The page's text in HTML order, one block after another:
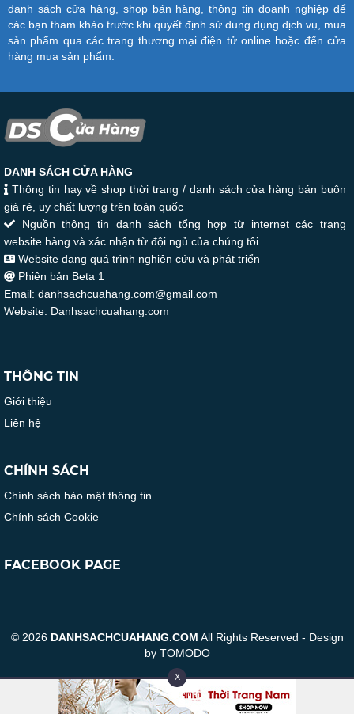
danh sách cửa hàng, shop bán hàng, thông tin doanh nghiệp để
các bạn tham khảo trước khi quyết định sử dung dụng dịch vụ, mua
sản phẩm qua các trang thương mại điện tử online hoặc đến cửa
hàng mua sản phẩm.
DANH SÁCH CỬA HÀNG
Thông tin hay về shop thời trang / danh sách cửa hàng bán buôn
giá rẻ, uy chất lượng trên toàn quốc
Nguồn thông tin danh sách tổng hợp từ internet các trang
website hàng và xác nhận từ đội ngủ của chúng tôi
Website đang quá trình nghiên cứu và phát triển
Phiên bản Beta 1
Email: danhsachcuahang.com@gmail.com
Website: Danhsachcuahang.com
THÔNG TIN
Giới thiệu
Liên hệ
CHÍNH SÁCH
Chính sách bảo mật thông tin
Chính sách Cookie
FACEBOOK PAGE
© 2026 DANHSACHCUAHANG.COM All Rights Reserved - Design
by TOMODO
X